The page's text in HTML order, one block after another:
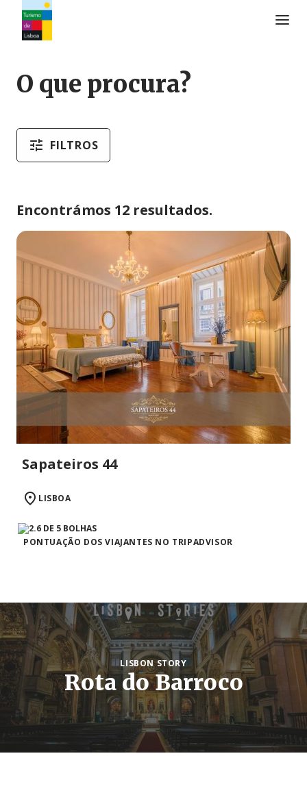
O que procura?
FILTROS
Encontrámos 12 resultados.
Sapateiros 44
LISBOA
PONTUAÇÃO DOS VIAJANTES NO TRIPADVISOR
LISBON STORY
Rota do Barroco